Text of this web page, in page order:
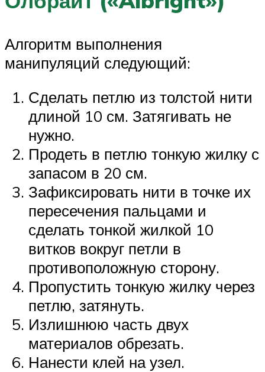
Алгоритм выполнения
манипуляций следующий:
Сделать петлю из толстой нити
длиной 10 см. Затягивать не
нужно.
Продеть в петлю тонкую жилку с
запасом в 20 см.
Зафиксировать нити в точке их
пересечения пальцами и
сделать тонкой жилкой 10
витков вокруг петли в
противоположную сторону.
Пропустить тонкую жилку через
петлю, затянуть.
Излишнюю часть двух
материалов обрезать.
Нанести клей на узел.